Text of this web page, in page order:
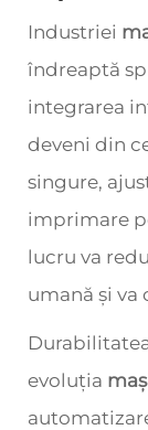
Industriei
îndreaptă
integrarea
deveni din
singure,
imprimare
lucru va
umană și
evoluția